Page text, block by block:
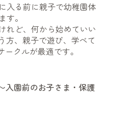
入る前に親子で幼稚園体
す。
れど、何から始めていい
方、親子で遊び、学べて
クルが最適です。
入園前のお子さま・保護